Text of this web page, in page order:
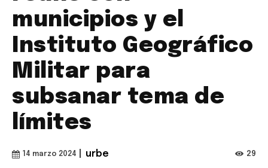
municipios y el
Instituto Geográfico
Militar para
subsanar tema de
límites
14 marzo 2024 urbe 29